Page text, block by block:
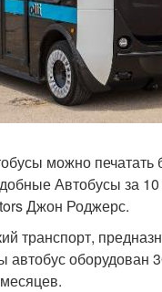
можно печатать
Автобусы за
Джон Роджерс.
транспорт,
оборудован